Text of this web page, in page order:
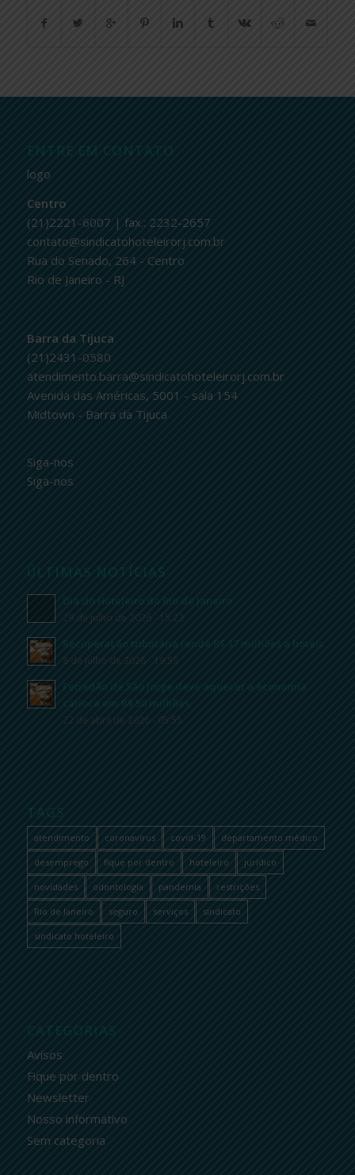
ENTRE EM CONTATO
logo
Centro
(21)2221-6007 | fax.: 2232-2657
contato@sindicatohoteleirorj.com.br
Rua do Senado, 264 - Centro
Rio de Janeiro - RJ
Barra da Tijuca
(21)2431-0580
atendimento.barra@sindicatohoteleirorj.com.br
Avenida das Américas, 5001 - sala 154
Midtown - Barra da Tijuca
Siga-nos
Siga-nos
ÚLTIMAS NOTÍCIAS
Dia do Hoteleiro do Rio de Janeiro
29 de julho de 2026 - 15:23
Recuperação tributária rende R$ 37 milhões a hotéis
8 de julho de 2026 - 19:59
Feriadão de São Jorge deve aquecer a economia
carioca em R$ 50 milhões
22 de abril de 2026 - 05:55
TAGS
atendimento coronavírus covid-19 departamento médico
desemprego fique por dentro hoteleiro jurídico
novidades odontologia pandemia restrições
Rio de Janeiro seguro serviços sindicato
sindicato hoteleiro
CATEGORIAS
Avisos
Fique por dentro
Newsletter
Nosso informativo
Sem categoria